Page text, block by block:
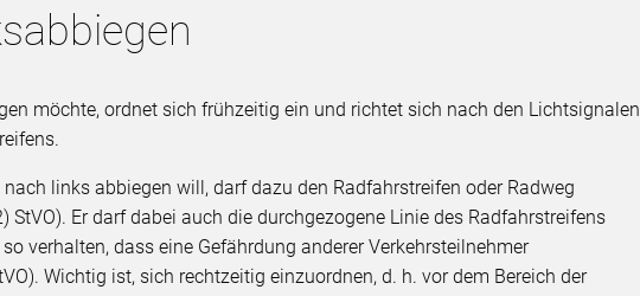
möchte, ordnet sich frühzeitig ein und richtet sich nach den Lichtsignalen
links abbiegen will, darf dazu den Radfahrstreifen oder Radweg
StVO). Er darf dabei auch die durchgezogene Linie des Radfahrstreifens
verhalten, dass eine Gefährdung anderer Verkehrsteilnehmer
Wichtig ist, sich rechtzeitig einzuordnen, d. h. vor dem Bereich der